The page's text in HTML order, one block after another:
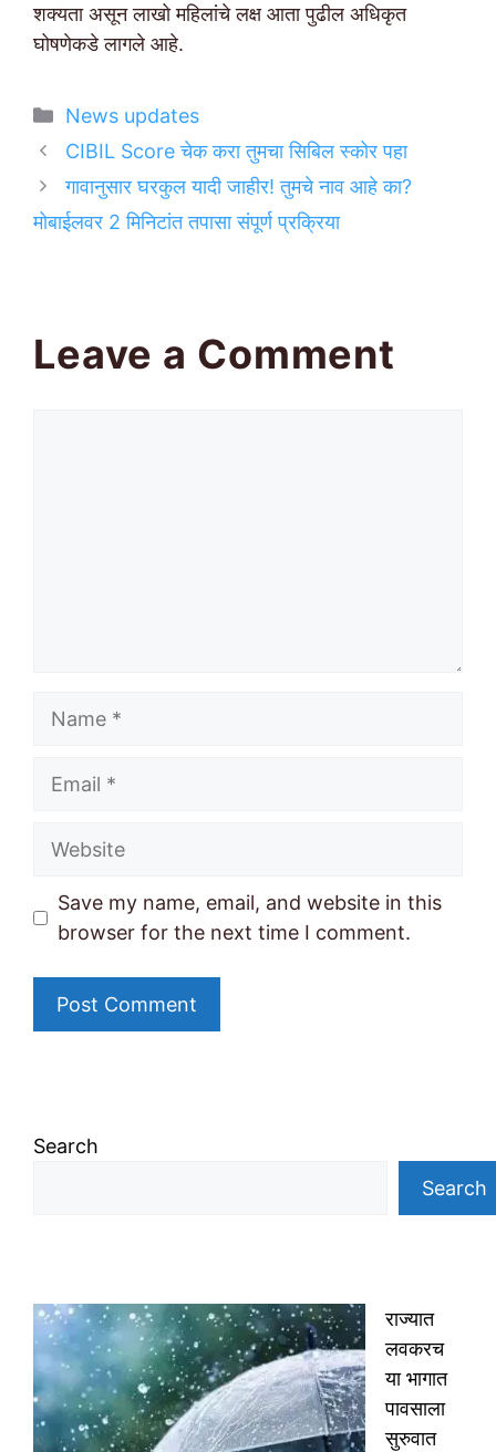
शक्यता असून लाखो महिलांचे लक्ष आता पुढील अधिकृत
घोषणेकडे लागले आहे.
Categories
News updates
CIBIL Score चेक करा तुमचा सिबिल स्कोर पहा
गावानुसार घरकुल यादी जाहीर! तुमचे नाव आहे का?
मोबाईलवर 2 मिनिटांत तपासा संपूर्ण प्रक्रिया
Leave a Comment
Name
Email
Website
Save my name, email, and website in this
browser for the next time I comment.
Search
Search
राज्यात
लवकरच
या भागात
पावसाला
सुरुवात